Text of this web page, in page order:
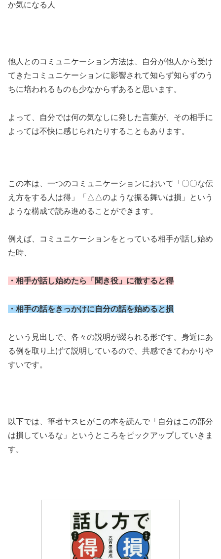
か気になる人
他人とのコミュニケーション方法は、自分が他人から受け
てきたコミュニケーションに影響されて知らず知らずのう
ちに培われるものも少なからずあると思います。
よって、自分では何の気なしに発した言葉が、その相手に
よっては不快に感じられたりすることもあります。
この本は、一つのコミュニケーションにおいて「〇〇な伝
え方をする人は得」「△△のような振る舞いは損」という
ような構成で読み進めることができます。
例えば、コミュニケーションをとっている相手が話し始め
た時、
・相手が話し始めたら「聞き役」に徹すると得
・相手の話をきっかけに自分の話を始めると損
という見出しで、各々の説明が綴られる形です。身近にあ
る例を取り上げて説明しているので、共感できてわかりや
すいです。
以下では、筆者ヤスヒがこの本を読んで「自分はこの部分
は損しているな」というところをピックアップしていきま
す。